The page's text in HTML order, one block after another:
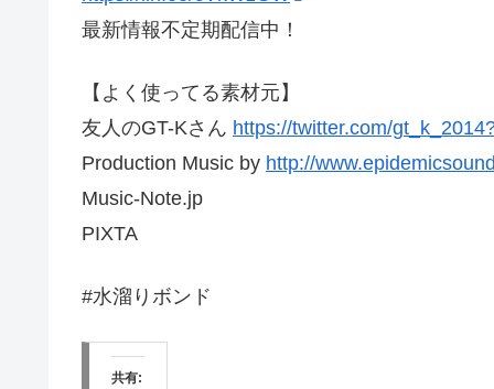
最新情報不定期配信中！
【よく使ってる素材元】
友人のGT-Kさん https://twitter.com/
Production Music by http://
Music-Note.jp
PIXTA
#水溜りボンド
共有: